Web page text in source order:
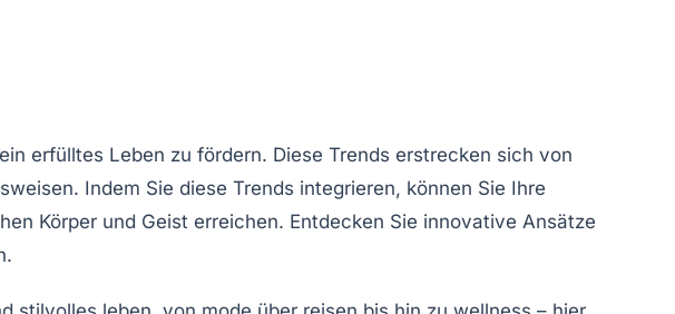
erfülltes Leben zu fördern. Diese Trends erstrecken sich von
. Indem Sie diese Trends integrieren, können Sie Ihre
Körper und Geist erreichen. Entdecken Sie innovative Ansätze